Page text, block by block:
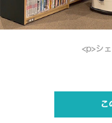
<p>シ
こ